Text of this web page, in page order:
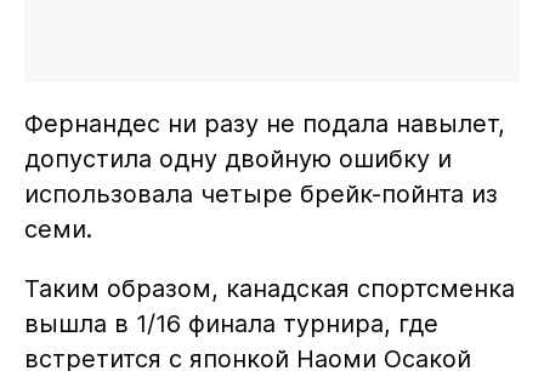
Фернандес ни разу не подала навылет,
допустила одну двойную ошибку и
использовала четыре брейк-пойнта из
семи.
Таким образом, канадская спортсменка
вышла в 1/16 финала турнира, где
встретится с японкой Наоми Осакой